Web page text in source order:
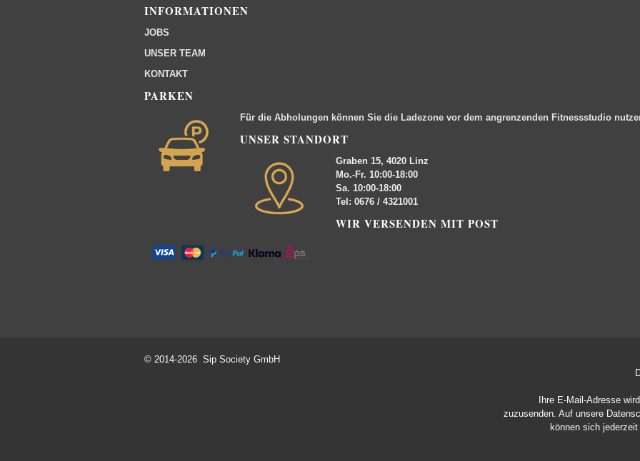
INFORMATIONEN
JOBS
UNSER TEAM
KONTAKT
PARKEN
Für die Abholungen können Sie die Ladezone vor dem angrenzenden Fitnessstudio
UNSER STANDORT
Graben 15, 4020 Linz
Mo.-Fr. 10:00-18:00
Sa. 10:00-18:00
Tel: 0676 / 4321001
WIR VERSENDEN MIT POST
© 2014-2026 Sip Society GmbH
Ihre E-Mail-Adresse
zuzusenden. Auf unsere
können sich